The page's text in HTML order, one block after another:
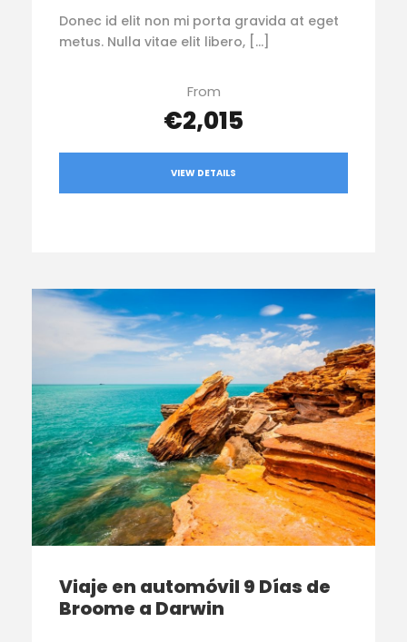
Donec id elit non mi porta gravida at eget
metus. Nulla vitae elit libero, […]
From
€2,015
VIEW DETAILS
Viaje en automóvil 9 Días de
Broome a Darwin